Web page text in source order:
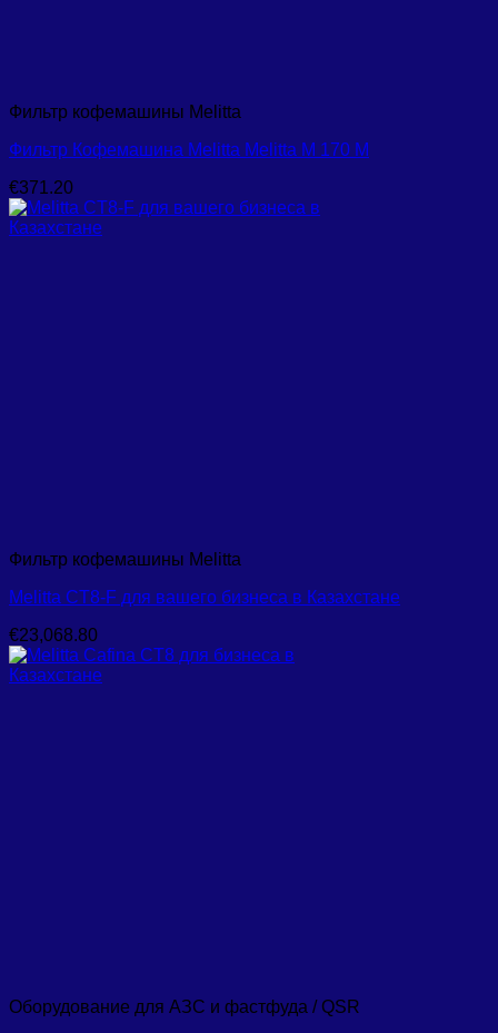
Фильтр кофемашины Melitta
Фильтр Кофемашина Melitta Melitta M 170 М
€371.20
Фильтр кофемашины Melitta
Melitta CT8-F для вашего бизнеса в Казахстане
€23,068.80
Оборудование для АЗС и фастфуда / QSR